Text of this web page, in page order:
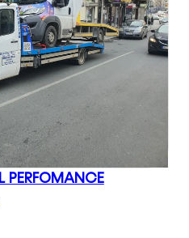
PERFOMANCE